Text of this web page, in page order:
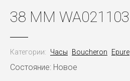
38 MM WA021103
Категории: Часы Boucheron Epure
Состояние: Новое